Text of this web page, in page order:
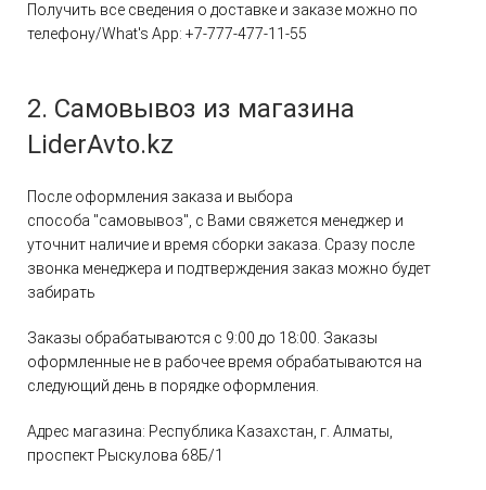
Получить все сведения о доставке и заказе можно по
телефону/What's App: +7-777-477-11-55
2. Самовывоз из магазина
LiderAvto.kz
После оформления заказа и выбора
способа "самовывоз", с Вами свяжется менеджер и
уточнит наличие и время сборки заказа. Сразу после
звонка менеджера и подтверждения заказ можно будет
забирать
Заказы обрабатываются с 9:00 до 18:00. Заказы
оформленные не в рабочее время обрабатываются на
следующий день в порядке оформления.
Адрес магазина: Республика Казахстан, г. Алматы,
проспект Рыскулова 68Б/1